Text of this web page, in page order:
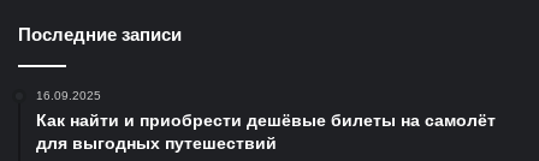
Последние записи
16.09.2025
Как найти и приобрести дешёвые билеты на самолёт
для выгодных путешествий